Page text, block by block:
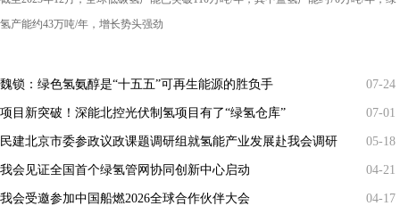
07-24
魏锁：绿色氢氨醇是“十五五”可再生能源的胜负手
07-01
项目新突破！深能北控光伏制氢项目有了“绿氢仓库”
05-18
民建北京市委参政议政课题调研组就氢能产业发展赴我会调研
04-21
我会见证全国首个绿氢管网协同创新中心启动
04-17
我会受邀参加中国船燃2026全球合作伙伴大会
氢产能约43万吨/年，增长势头强劲